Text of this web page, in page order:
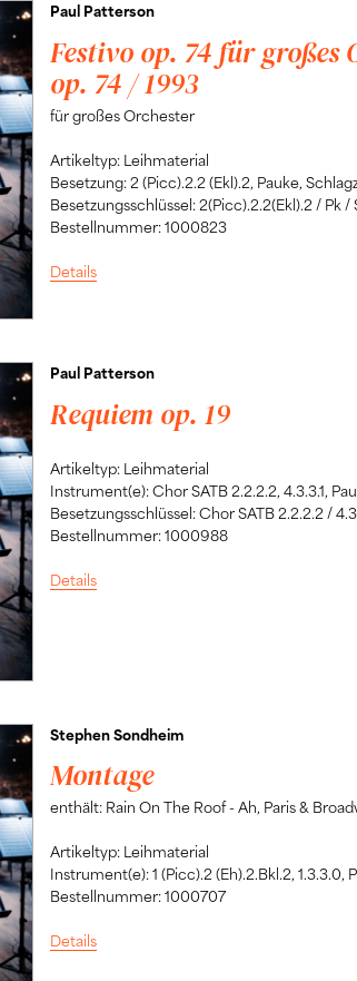
Paul Patterson
Festivo op. 74 für großes
op. 74 / 1993
für großes Orchester
Artikeltyp: Leihmaterial
Besetzung: 2 (Picc).2.2 (Ekl).2, Pauke,
Besetzungsschlüssel: 2(Picc).2.2(Ekl).2 / Pk /
Bestellnummer: 1000823
Details
Paul Patterson
Requiem op. 19
Artikeltyp: Leihmaterial
Instrument(e): Chor SATB 2.2.2.2, 4.3.3.1,
Besetzungsschlüssel: Chor SATB 2.2.2.2 /
Bestellnummer: 1000988
Details
Stephen Sondheim
Montage
enthält: Rain On The Roof - Ah, Paris &
Artikeltyp: Leihmaterial
Instrument(e): 1 (Picc).2 (Eh).2.Bkl.2,
Bestellnummer: 1000707
Details